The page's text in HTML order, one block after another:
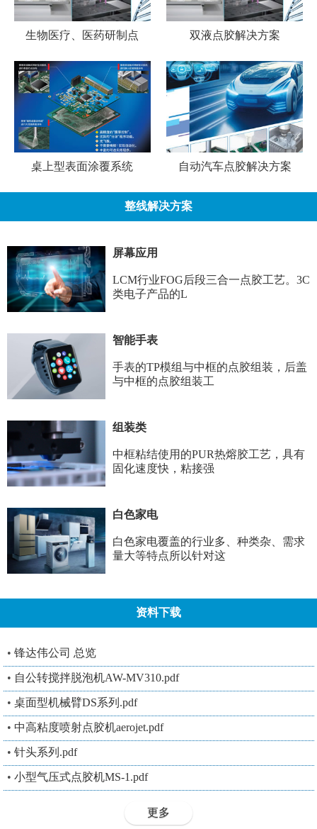
生物医疗、医药研制点 双液点胶解决方案
桌上型表面涂覆系统 自动汽车点胶解决方案
整线解决方案
屏幕应用
LCM行业FOG后段三合一点胶工艺。3C
类电子产品的L
智能手表
手表的TP模组与中框的点胶组装，后盖
与中框的点胶组装工
组装类
中框粘结使用的PUR热熔胶工艺，具有
固化速度快，粘接强
白色家电
白色家电覆盖的行业多、种类杂、需求
量大等特点所以针对这
资料下载
• 锋达伟公司 总览
• 自公转搅拌脱泡机AW-MV310.pdf
• 桌面型机械臂DS系列.pdf
• 中高粘度喷射点胶机aerojet.pdf
• 针头系列.pdf
• 小型气压式点胶机MS-1.pdf
更多